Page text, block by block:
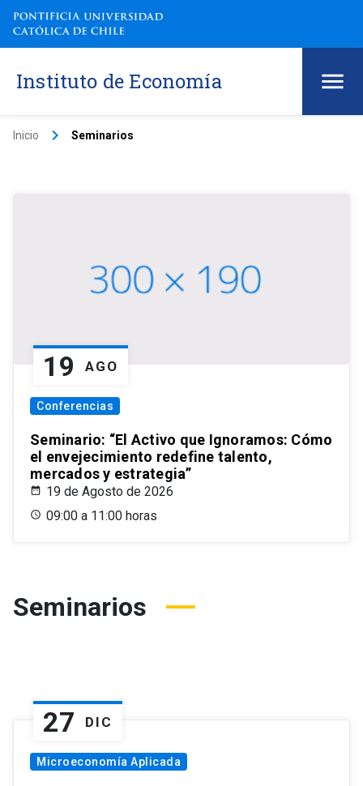
Instituto de Economía
Inicio keyboard_arrow_right Seminarios
19 AGO
Conferencias
Seminario: “El Activo que Ignoramos: Cómo
el envejecimiento redefine talento,
mercados y estrategia”
19 de Agosto de 2026
09:00 a 11:00 horas
Seminarios
27 DIC
Microeconomía Aplicada